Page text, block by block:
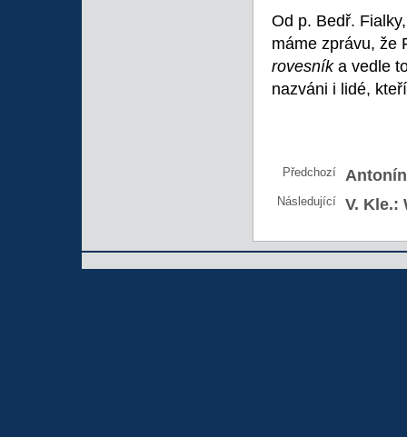
Od p. Bedř.
máme zprávu, že
rovesník a vedle
nazváni i lidé,
Předchozí
Následující V. Kle.: